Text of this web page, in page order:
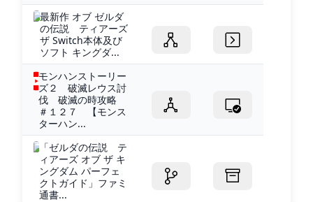
最新作 オブ ゼルダ
の伝説 ティアーズ
ザ Switch本体及び
ソフト キングダ...
モンハンストーリー
ズ２ 破滅レウス討
伐 破滅の時攻略
＃１２７ 【モンス
ターハン...
「ゼルダの伝説 テ
ィアーズ オブ ザ キ
ングダム パーフェ
クトガイド」ファミ
通書...